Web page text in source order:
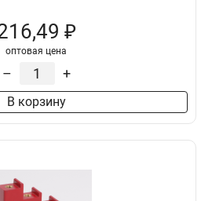
₽
оптовая цена
– +
В корзину